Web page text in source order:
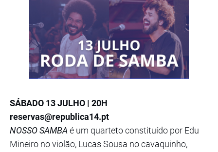
SÁBADO 13 JULHO | 20H
reservas@republica14.pt
NOSSO SAMBA é um quarteto constituído por Edu
Mineiro no violão, Lucas Sousa no cavaquinho,